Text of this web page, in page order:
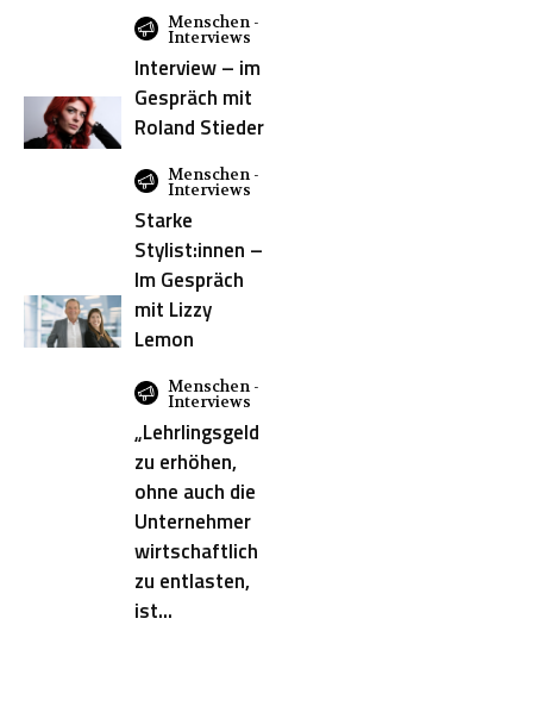
Menschen -
Interviews
Interview – im
Gespräch mit
Roland Stieder
Menschen -
Interviews
Starke
Stylist:innen –
Im Gespräch
mit Lizzy
Lemon
Menschen -
Interviews
„Lehrlingsgeld
zu erhöhen,
ohne auch die
Unternehmer
wirtschaftlich
zu entlasten,
ist...
Kérastase
La
Biosthétique
Linz
L’Oréal
Masterclass
online
Paul
Mitchell
Produkte
REDKEN
Schnitttechnik
Schnitttechniken
Schwarzkopf
Schwarzkopf
Professional
Seminar
Short